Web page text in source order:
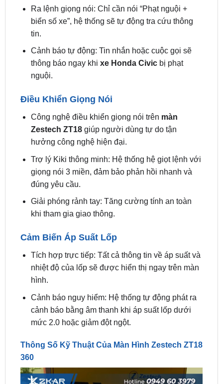
tin.
Cảnh báo tự động: Tin nhắn hoặc cuộc gọi sẽ
thông báo ngay khi
nguội.
Điều Khiển Giọng Nói
Zestech ZT18giúp người dùng tự do tận
hưởng công nghệ hiện đại.
Trợ lý Kiki thông minh: Hệ thống hệ giọt lệnh với
giọng nói 3 miền, đảm bảo phản hồi nhanh và
đúng yêu cầu.
Giải phóng rảnh tay: Tăng cường tính an toàn
khi tham gia giao thông.
Cảm Biến Áp Suất Lốp
nhiệt độ của lốp sẽ được hiển thị ngay trên màn
hình.
Cảnh báo nguy hiểm: Hệ thống tự động phát ra
cảnh báo bằng âm thanh khi áp suất lốp dưới
mức 2.0 hoặc giảm đột ngột.
Thông Số Kỹ Thuật Của Màn Hình Zestech ZT18